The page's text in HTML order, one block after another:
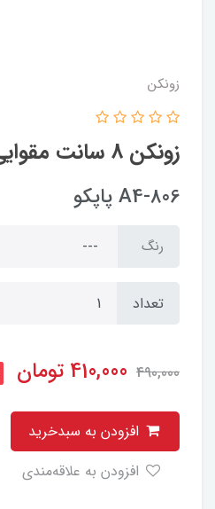
زونکن
زونکن 8 سانت مقوایی 806-A4 پاپکو
806-A4 پاپکو
رنگ
تعداد
490,000
410,000 تومان